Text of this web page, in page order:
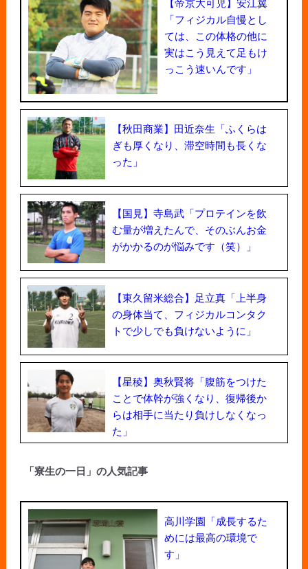
「フィジカル自慢とし
ては、この体格の他に
実はこう見えて足もけ
っこう速いんです」
【秋田商業】田近奈生「ふくらは
ぎも厚くなり、滞空時間も長くな
った」
【国見】寺島武「プロテインを飲
む量が増えたんで、そのぶんお金
がかかるのが悩みです（笑）」
【東久留米総合】足立真「上半身
の身体当て、フィジカルコンタク
トで少しでも負けないように」
【星稜】奥秋賢将「腹筋をつけた
ことで体幹が強くなり、復帰後か
らは相手に当たり負けしなくなっ
た」
「寮生の一日」の人気記事
高川学園「成長するた
めには最高の環境で
す」